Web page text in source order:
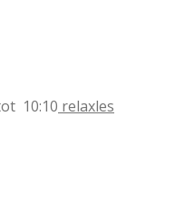
10:10 relaxles